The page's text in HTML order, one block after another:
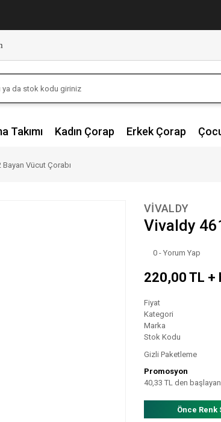
Takımı Kadın Çorap Erkek Çorap
Vücut Çorabı
VİVALDY
Vivaldy
0 - Yorum Yap
220,00 TL +
Fiyat
Kategori
Marka
Stok Kodu
Gizli Paketleme
Promosyon
40,33 TL den
Önce